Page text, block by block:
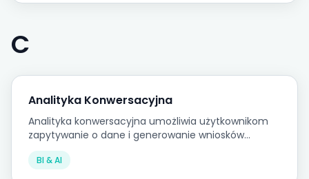
C
Analityka Konwersacyjna
Analityka konwersacyjna umożliwia użytkownikom
zapytywanie o dane i generowanie wniosków
analitycznych poprzez pytania w języku naturalnym,
bez konieczności pisania zapytań lub nawigowania
BI & AI